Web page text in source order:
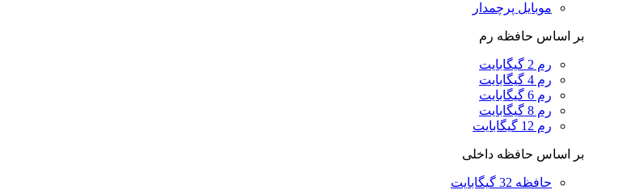
موبایل پرچمدار
بر اساس حافظه رم
رم 2 گیگابایت
رم 4 گیگابایت
رم 6 گیگابایت
رم 8 گیگابایت
رم 12 گیگابایت
بر اساس حافظه داخلی
حافظه 32 گیگابایت